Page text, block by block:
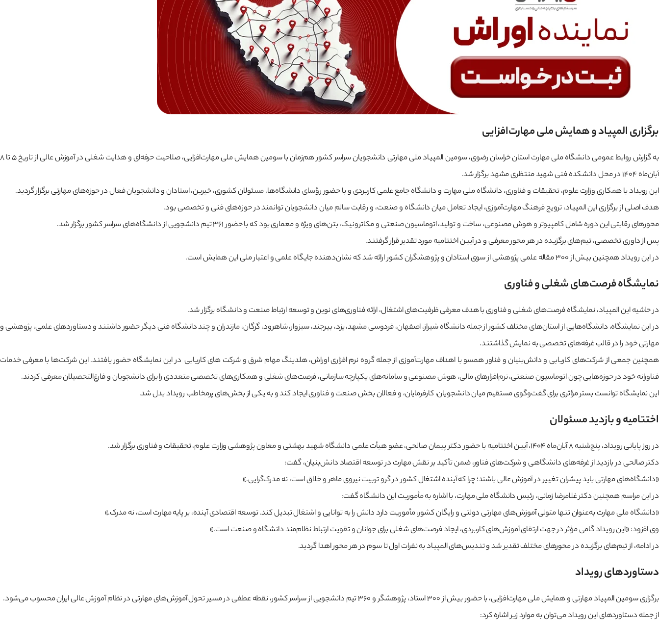
برگزاری المپیاد و همایش ملی مهارت‌افزایی
به گزارش روابط عمومی دانشگاه ملی مهارت استان خراسان رضوی، سومین المپیاد ملی مهارتی دانشجویان سراسر کشور هم‌زمان با سومین همایش ملی مهارت‌افزایی، صلاحیت حرفه‌ای و هدایت شغلی در آموزش عالی از تاریخ ۵ تا ۸
آبان‌ماه ۱۴۰۴ در محل دانشکده فنی شهید منتظری مشهد برگزار شد.
این رویداد با همکاری وزارت علوم، تحقیقات و فناوری، دانشگاه ملی مهارت و دانشگاه جامع علمی کاربردی و با حضور رؤسای دانشگاه‌ها، مسئولان کشوری، خیرین، استادان و دانشجویان فعال در حوزه‌های مهارتی برگزار گردید.
هدف اصلی از برگزاری این المپیاد، ترویج فرهنگ مهارت‌آموزی، ایجاد تعامل میان دانشگاه و صنعت، و رقابت سالم میان دانشجویان توانمند در حوزه‌های فنی و تخصصی بود.
محورهای رقابتی این دوره شامل کامپیوتر و هوش مصنوعی، ساخت و تولید، اتوماسیون صنعتی و مکاترونیک، بتن‌های ویژه و معماری بود که با حضور ۳۶۱ تیم دانشجویی از دانشگاه‌های سراسر کشور برگزار شد.
پس از داوری تخصصی، تیم‌های برگزیده در هر محور معرفی و در آیین اختتامیه مورد تقدیر قرار گرفتند.
در این رویداد همچنین بیش از ۳۰۰ مقاله علمی پژوهشی از سوی استادان و پژوهشگران کشور ارائه شد که نشان‌دهنده جایگاه علمی و اعتبار ملی این همایش است.
نمایشگاه فرصت‌های شغلی و فناوری
در حاشیه این المپیاد، نمایشگاه فرصت‌های شغلی و فناوری با هدف معرفی ظرفیت‌های اشتغال، ارائه فناوری‌های نوین و توسعه ارتباط صنعت و دانشگاه برگزار شد.
در این نمایشگاه، دانشگاه‌هایی از استان‌های مختلف کشور از جمله دانشگاه شیراز، اصفهان، فردوسی مشهد، یزد، بیرجند، سبزوار، شاهرود، گرگان، مازندران و چند دانشگاه فنی دیگر حضور داشتند و دستاوردهای علمی، پژوهشی و
مهارتی خود را در قالب غرفه‌های تخصصی به نمایش گذاشتند.
همچنین جمعی از شرکت‌های کاریابی و دانش‌بنیان و فناور همسو با اهداف مهارت‌آموزی از جمله گروه نرم افزاری اوراش، هلدینگ مهام شرق و شرکت های کاریابی در این نمایشگاه حضور یافتند. این شرکت‌ها با معرفی خدمات
فناورانه خود در حوزه‌هایی چون اتوماسیون صنعتی، نرم‌افزارهای مالی، هوش مصنوعی و سامانه‌های یکپارچه سازمانی، فرصت‌های شغلی و همکاری‌های تخصصی متعددی را برای دانشجویان و فارغ‌التحصیلان معرفی کردند.
این نمایشگاه توانست بستر مؤثری برای گفت‌وگوی مستقیم میان دانشجویان، کارفرمایان، و فعالان بخش صنعت و فناوری ایجاد کند و به یکی از بخش‌های پرمخاطب رویداد بدل شد.
اختتامیه و بازدید مسئولان
در روز پایانی رویداد، پنج‌شنبه ۸ آبان‌ماه ۱۴۰۴، آیین اختتامیه با حضور دکتر پیمان صالحی، عضو هیأت علمی دانشگاه شهید بهشتی و معاون پژوهشی وزارت علوم، تحقیقات و فناوری برگزار شد.
دکتر صالحی در بازدید از غرفه‌های دانشگاهی و شرکت‌های فناور، ضمن تأکید بر نقش مهارت در توسعه اقتصاد دانش‌بنیان، گفت:
«دانشگاه‌های مهارتی باید پیشران تغییر در آموزش عالی باشند؛ چرا که آینده اشتغال کشور در گرو تربیت نیروی ماهر و خلاق است، نه مدرک‌گرایی.»
در این مراسم همچنین دکتر غلامرضا زمانی، رئیس دانشگاه ملی مهارت، با اشاره به مأموریت این دانشگاه گفت:
«دانشگاه ملی مهارت به‌عنوان تنها متولی آموزش‌های مهارتی دولتی و رایگان کشور، مأموریت دارد دانش را به توانایی و اشتغال تبدیل کند. توسعه اقتصادی آینده، بر پایه مهارت است، نه مدرک.»
وی افزود: «این رویداد گامی مؤثر در جهت ارتقای آموزش‌های کاربردی، ایجاد فرصت‌های شغلی برای جوانان و تقویت ارتباط نظام‌مند دانشگاه و صنعت است.»
در ادامه، از تیم‌های برگزیده در محورهای مختلف تقدیر شد و تندیس‌های المپیاد به نفرات اول تا سوم در هر محور اهدا گردید.
دستاوردهای رویداد
برگزاری سومین المپیاد مهارتی و همایش ملی مهارت‌افزایی، با حضور بیش از ۳۰۰ استاد، پژوهشگر و ۳۶۰ تیم دانشجویی از سراسر کشور، نقطه عطفی در مسیر تحول آموزش‌های مهارتی در نظام آموزش عالی ایران محسوب می‌شود.
از جمله دستاوردهای این رویداد می‌توان به موارد زیر اشاره کرد: